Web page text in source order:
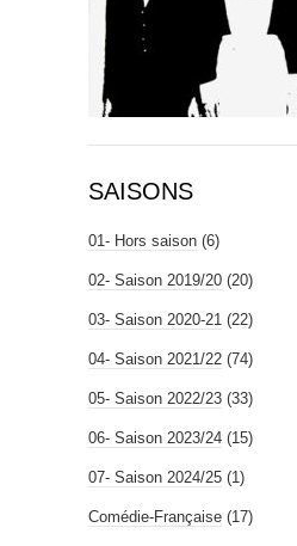
SAISONS
01- Hors saison (6)
02- Saison 2019/20 (20)
03- Saison 2020-21 (22)
04- Saison 2021/22 (74)
05- Saison 2022/23 (33)
06- Saison 2023/24 (15)
07- Saison 2024/25 (1)
Comédie-Française (17)